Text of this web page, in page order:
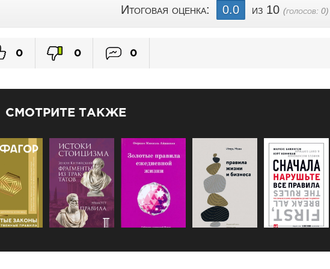
Правило 28. Строй платформы, а не просто продукты
Правило 29. Используй данные, но не становись их рабом - доверяй интуиции
Правило 30. Работай усердно, веселись, пиши историю
ЗАКЛЮЧЕНИЕ
Часть первая. Власть и стратегия. Правило 1: Никогда не превосходи мастера
Правило 5: Избегай ненужных врагов
Часть вторая. Игра и влияние. Правило 6: Играй на интересах других, а не своих
Правило 7: Создавай видимость - реальность всегда вторична
Правило 8: Апеллируй к эмоциям, а не к логике
Правило 9: Создавай дефицит - редкость порождает желание
Итоговая оценка: 0.0 из 10 (голосов: 0)
0 0 0
СМОТРИТЕ ТАКЖЕ